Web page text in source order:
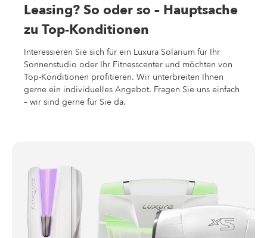
Leasing? So oder so – Hauptsache
zu Top-Konditionen
Interessieren Sie sich für ein Luxura Solarium für Ihr
Sonnenstudio oder Ihr Fitnesscenter und möchten von
Top-Konditionen profitieren. Wir unterbreiten Ihnen
gerne ein individuelles Angebot. Fragen Sie uns einfach
– wir sind gerne für Sie da.